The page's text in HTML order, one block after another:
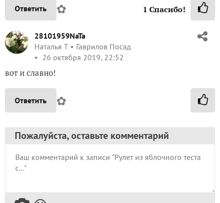
Ответить ✿ 1 Спасибо!
28101959NaTa
Наталья Т
Гаврилов Посад
26 октября 2019, 22:52
вот и славно!
Ответить ✿
Пожалуйста, оставьте комментарий